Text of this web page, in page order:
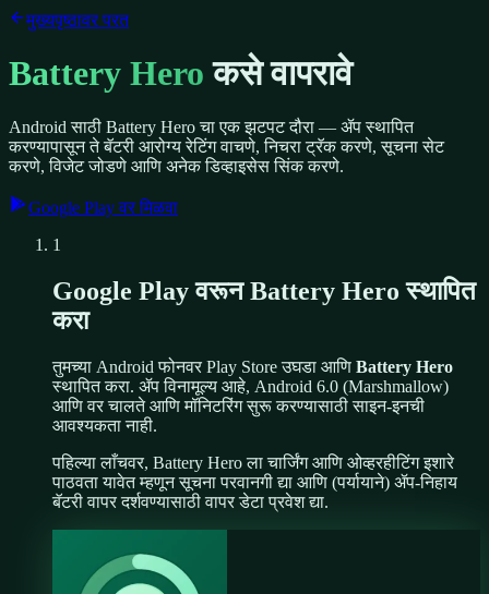
मुख्यपृष्ठावर परत
Battery Hero कसे वापरावे
Android साठी Battery Hero चा एक झटपट दौरा — ॲप स्थापित
करण्यापासून ते बॅटरी आरोग्य रेटिंग वाचणे, निचरा ट्रॅक करणे, सूचना सेट
करणे, विजेट जोडणे आणि अनेक डिव्हाइसेस सिंक करणे.
Google Play वर मिळवा
1
Google Play वरून Battery Hero स्थापित
करा
तुमच्या Android फोनवर Play Store उघडा आणि Battery Hero
स्थापित करा. ॲप विनामूल्य आहे, Android 6.0 (Marshmallow)
आणि वर चालते आणि मॉनिटरिंग सुरू करण्यासाठी साइन-इनची
आवश्यकता नाही.
पहिल्या लाँचवर, Battery Hero ला चार्जिंग आणि ओव्हरहीटिंग इशारे
पाठवता यावेत म्हणून सूचना परवानगी द्या आणि (पर्यायाने) ॲप-निहाय
बॅटरी वापर दर्शवण्यासाठी वापर डेटा प्रवेश द्या.